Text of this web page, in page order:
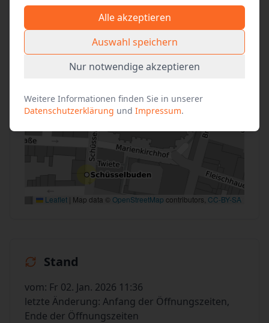
Anfahrt
Leaflet | Map data © OpenStreetMap contributors, CC-BY-SA
Stand
vom: Fr 02. Jan. 2026 11:36
letzte Änderung: Anfang der Öffnungszeiten,
Ende der Öffnungszeiten
Alle akzeptieren
Auswahl speichern
Nur notwendige akzeptieren
Weitere Informationen finden Sie in unserer
Datenschutzerklärung und Impressum.